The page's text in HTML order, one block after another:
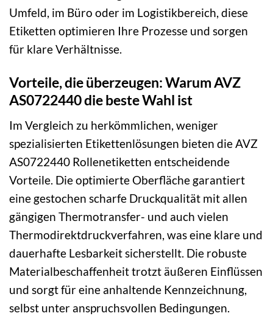
Umfeld, im Büro oder im Logistikbereich, diese
Etiketten optimieren Ihre Prozesse und sorgen
für klare Verhältnisse.
Vorteile, die überzeugen: Warum AVZ
AS0722440 die beste Wahl ist
Im Vergleich zu herkömmlichen, weniger
spezialisierten Etikettenlösungen bieten die AVZ
AS0722440 Rollenetiketten entscheidende
Vorteile. Die optimierte Oberfläche garantiert
eine gestochen scharfe Druckqualität mit allen
gängigen Thermotransfer- und auch vielen
Thermodirektdruckverfahren, was eine klare und
dauerhafte Lesbarkeit sicherstellt. Die robuste
Materialbeschaffenheit trotzt äußeren Einflüssen
und sorgt für eine anhaltende Kennzeichnung,
selbst unter anspruchsvollen Bedingungen.